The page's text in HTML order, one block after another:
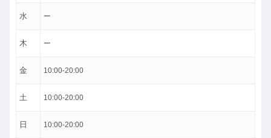
水 ー
木 ー
金 10:00-20:00
土 10:00-20:00
日 10:00-20:00